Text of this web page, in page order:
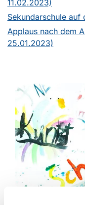
11.02.2023)
Sekundarschule auf
Applaus nach dem
25.01.2023)